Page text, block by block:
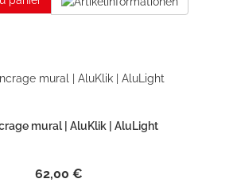
mural | AluKlik | AluLight
62,00 €